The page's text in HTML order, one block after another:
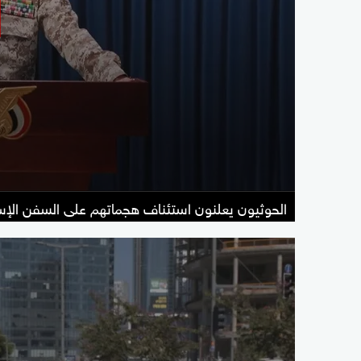
الحوثيون يعلنون استئناف هجماتهم على السفن